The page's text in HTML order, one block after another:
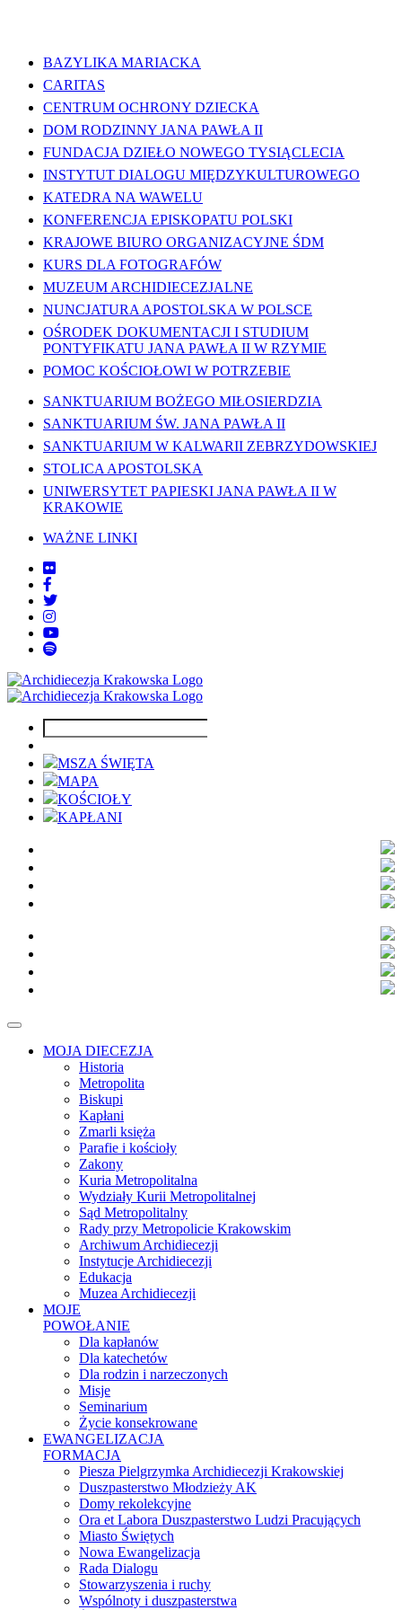
BAZYLIKA MARIACKA
CARITAS
CENTRUM OCHRONY DZIECKA
DOM RODZINNY JANA PAWŁA II
FUNDACJA DZIEŁO NOWEGO TYSIĄCLECIA
INSTYTUT DIALOGU MIĘDZYKULTUROWEGO
KATEDRA NA WAWELU
KONFERENCJA EPISKOPATU POLSKI
KRAJOWE BIURO ORGANIZACYJNE ŚDM
KURS DLA FOTOGRAFÓW
MUZEUM ARCHIDIECEZJALNE
NUNCJATURA APOSTOLSKA W POLSCE
OŚRODEK DOKUMENTACJI I STUDIUM
PONTYFIKATU JANA PAWŁA II W RZYMIE
POMOC KOŚCIOŁOWI W POTRZEBIE
SANKTUARIUM BOŻEGO MIŁOSIERDZIA
SANKTUARIUM ŚW. JANA PAWŁA II
SANKTUARIUM W KALWARII ZEBRZYDOWSKIEJ
STOLICA APOSTOLSKA
UNIWERSYTET PAPIESKI JANA PAWŁA II W
KRAKOWIE
WAŻNE LINKI
MSZA ŚWIĘTA
MAPA
KOŚCIOŁY
KAPŁANI
MOJA DIECEZJA
Historia
Metropolita
Biskupi
Kapłani
Zmarli księża
Parafie i kościoły
Zakony
Kuria Metropolitalna
Wydziały Kurii Metropolitalnej
Sąd Metropolitalny
Rady przy Metropolicie Krakowskim
Archiwum Archidiecezji
Instytucje Archidiecezji
Edukacja
Muzea Archidiecezji
MOJE
POWOŁANIE
Dla kapłanów
Dla katechetów
Dla rodzin i narzeczonych
Misje
Seminarium
Życie konsekrowane
EWANGELIZACJA
FORMACJA
Piesza Pielgrzymka Archidiecezji Krakowskiej
Duszpasterstwo Młodzieży AK
Domy rekolekcyjne
Ora et Labora Duszpasterstwo Ludzi Pracujących
Miasto Świętych
Nowa Ewangelizacja
Rada Dialogu
Stowarzyszenia i ruchy
Wspólnoty i duszpasterstwa